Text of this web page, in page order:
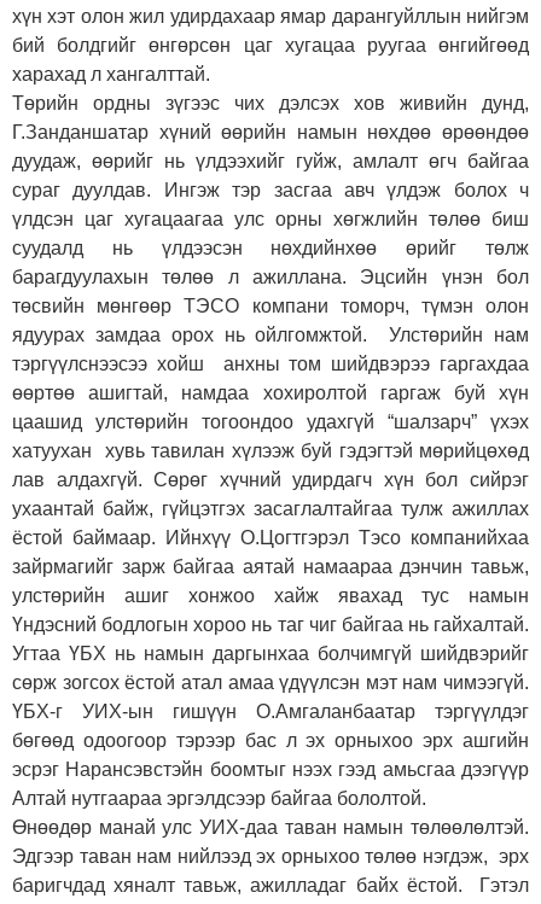
хүн хэт олон жил удирдахаар ямар дарангуйллын нийгэм
бий болдгийг өнгөрсөн цаг хугацаа руугаа өнгийгөөд
харахад л хангалттай.
Төрийн ордны зүгээс чих дэлсэх хов живийн дунд,
Г.Занданшатар хүний өөрийн намын нөхдөө өрөөндөө
дуудаж, өөрийг нь үлдээхийг гуйж, амлалт өгч байгаа
сураг дуулдав. Ингэж тэр засгаа авч үлдэж болох ч
үлдсэн цаг хугацаагаа улс орны хөгжлийн төлөө биш
суудалд нь үлдээсэн нөхдийнхөө өрийг төлж
барагдуулахын төлөө л ажиллана. Эцсийн үнэн бол
төсвийн мөнгөөр ТЭСО компани томорч, түмэн олон
ядуурах замдаа орох нь ойлгомжтой. Улстөрийн нам
тэргүүлснээсээ хойш анхны том шийдвэрээ гаргахдаа
өөртөө ашигтай, намдаа хохиролтой гаргаж буй хүн
цаашид улстөрийн тогоондоо удахгүй “шалзарч” үхэх
хатуухан хувь тавилан хүлээж буй гэдэгтэй мөрийцөхөд
лав алдахгүй. Сөрөг хүчний удирдагч хүн бол сийрэг
ухаантай байж, гүйцэтгэх засаглалтайгаа тулж ажиллах
ёстой баймаар. Ийнхүү О.Цогтгэрэл Тэсо компанийхаа
зайрмагийг зарж байгаа аятай намаараа дэнчин тавьж,
улстөрийн ашиг хонжоо хайж явахад тус намын
Үндэсний бодлогын хороо нь таг чиг байгаа нь гайхалтай.
Угтаа ҮБХ нь намын даргынхаа болчимгүй шийдвэрийг
сөрж зогсох ёстой атал амаа үдүүлсэн мэт нам чимээгүй.
ҮБХ-г УИХ-ын гишүүн О.Амгаланбаатар тэргүүлдэг
бөгөөд одоогоор тэрээр бас л эх орныхоо эрх ашгийн
эсрэг Нарансэвстэйн боомтыг нээх гээд амьсгаа дээгүүр
Алтай нутгаараа эргэлдсээр байгаа бололтой.
Өнөөдөр манай улс УИХ-даа таван намын төлөөлөлтэй.
Эдгээр таван нам нийлээд эх орныхоо төлөө нэгдэж, эрх
баригчдад хяналт тавьж, ажилладаг байх ёстой. Гэтэл